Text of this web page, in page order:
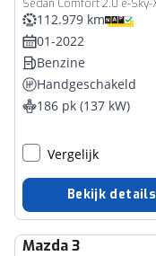
112.979 km
01-2022
Benzine
Handgeschakeld
186 pk (137 kW)
Vergelijk
Bekijk details
Mazda3